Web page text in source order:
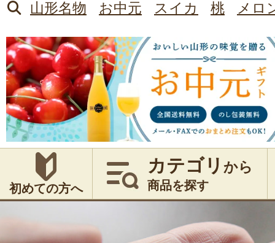
山形名物 お中元 スイカ 桃 メロ
初めての方へ
カテゴリ から
商品を探す